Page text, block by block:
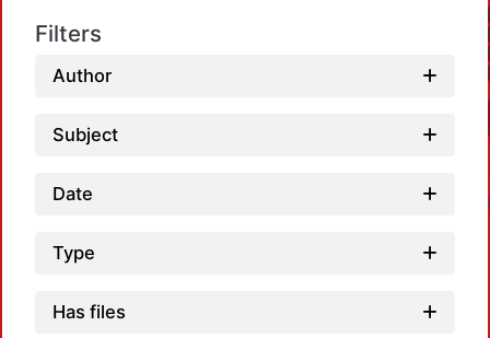
Filters
Author
Subject
Date
Type
Has files